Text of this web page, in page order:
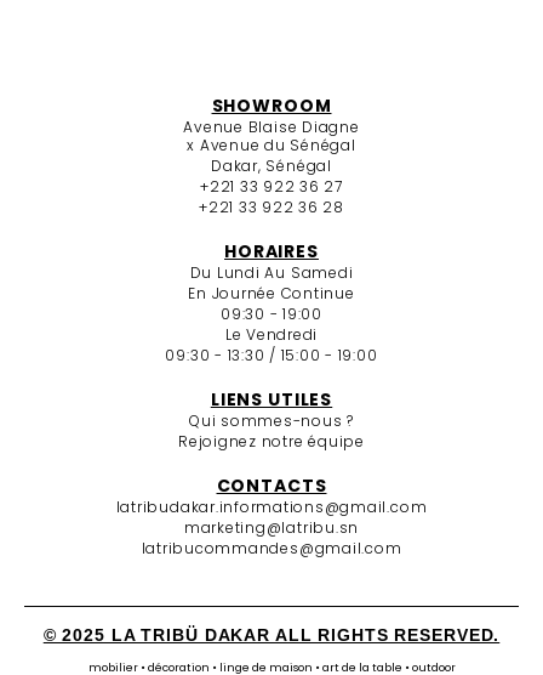
SHOWROOM
Avenue Blaise Diagne
x Avenue du Sénégal
Dakar, Sénégal
+221 33 922 36 27
+221 33 922 36 28
HORAIRES
Du Lundi Au Samedi
En Journée Continue
09:30 - 19:00
Le Vendredi
09:30 - 13:30 / 15:00 - 19:00
LIENS UTILES
Qui sommes-nous ?
Rejoignez notre équipe
CONTACTS
latribudakar.informations@gmail.com
marketing@latribu.sn
latribucommandes@gmail.com
© 2025 LA TRIBÜ DAKAR ALL RIGHTS RESERVED.
mobilier • décoration • linge de maison • art de la table • outdoor